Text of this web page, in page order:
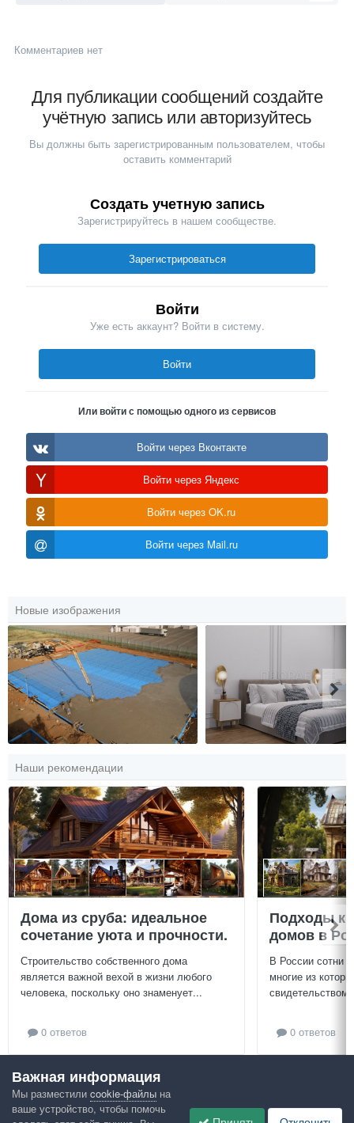
Комментариев нет
Для публикации сообщений создайте
учётную запись или авторизуйтесь
Вы должны быть зарегистрированным пользователем, чтобы
оставить комментарий
Создать учетную запись
Зарегистрируйтесь в нашем сообществе.
Зарегистрироваться
Войти
Уже есть аккаунт? Войти в систему.
Войти
Или войти с помощью одного из сервисов
Войти через Вконтакте
Войти через Яндекс
Войти через OK.ru
Войти через Mail.ru
Новые изображения
Наши рекомендации
Дома из сруба: идеальное
сочетание уюта и прочности.
Строительство собственного дома
является важной вехой в жизни любого
человека, поскольку оно знаменует...
0 ответов
Подходы к
домов в
В России сотни
многие из
свидетельством
0 ответов
Посмотреть всё
Важная информация
Мы разместили cookie-файлы на
ваше устройство, чтобы помочь